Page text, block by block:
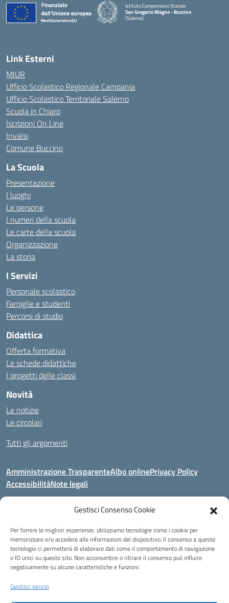
Gestisci Consenso Cookie
Per fornire le migliori esperienze, utilizziamo tecnologie come i cookie per
memorizzare e/o accedere alle informazioni del dispositivo. Il consenso a queste
tecnologie ci permetterà di elaborare dati come il comportamento di navigazione
o ID unici su questo sito. Non acconsentire o ritirare il consenso può influire
negativamente su alcune caratteristiche e funzioni.
Gestisci servizi
Istituto Comprensivo Statale
San Gregorio Magno - Buccino
(Salerno)
Link Esterni
MIUR
Ufficio Scolastico Regionale Campania
Ufficio Scolastico Territoriale Salerno
Scuola in Chiaro
Iscrizioni On Line
Invalsi
Comune Buccino
La Scuola
Presentazione
I luoghi
Le persone
I numeri della scuola
Le carte della scuola
Organizzazione
La storia
I Servizi
Personale scolastico
Famiglie e studenti
Percorsi di studio
Didattica
Offerta formativa
Le schede didattiche
I progetti delle classi
Novità
Le notizie
Le circolari
Tutti gli argomenti
Amministrazione TrasparenteAlbo onlinePrivacy Policy
AccessibilitàNote legali
Centralino:0828 955033 Email:saic8be00q@istruzione.it
Posta elettronica certificata (PEC):saic8be00q@pec.istruzione.it
Codice fiscale: 91053550652
Codice Indice delle Pubbliche Amministrazioni (IPA): icb_65